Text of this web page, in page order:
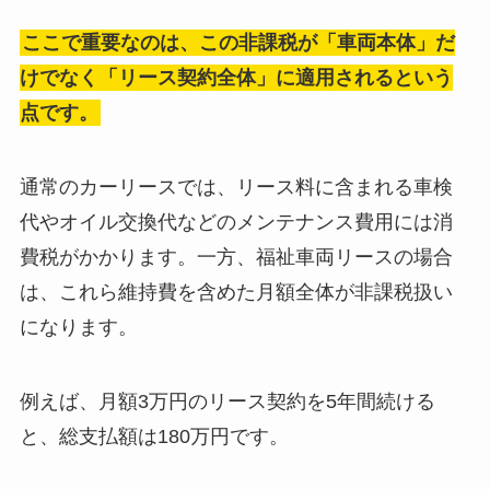
ここで重要なのは、この非課税が「車両本体」だ
けでなく「リース契約全体」に適用されるという
点です。
通常のカーリースでは、リース料に含まれる車検
代やオイル交換代などのメンテナンス費用には消
費税がかかります。一方、福祉車両リースの場合
は、これら維持費を含めた月額全体が非課税扱い
になります。
例えば、月額3万円のリース契約を5年間続ける
と、総支払額は180万円です。